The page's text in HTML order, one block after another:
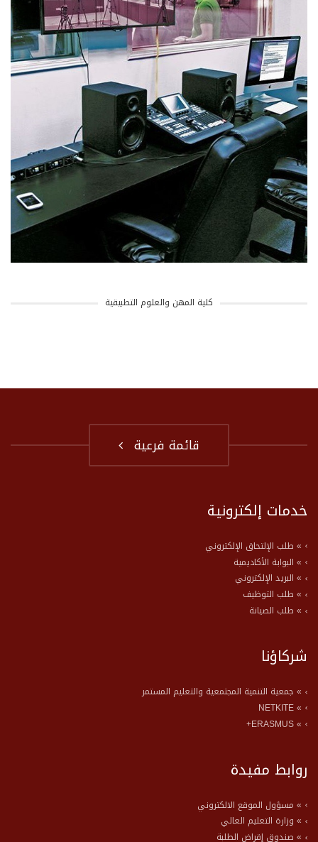
كلية المهن والعلوم التطبيقية
قائمة فرعية
خدمات إلكترونية
» طلب الإلتحاق الإلكتروني
» البوابة الأكاديمية
» البريد الإلكتروني
» طلب التوظيف
» طلب الصيانة
شركاؤنا
» جمعية التنمية المجتمعية والتعليم المستمر
» NETKITE
» ERASMUS+
روابط مفيدة
» مسؤول الموقع الالكتروني
» وزارة التعليم العالي
» صندوق إقراض الطلبة